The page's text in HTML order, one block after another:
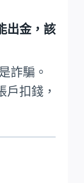
出金，該
詐騙。
戶扣錢，